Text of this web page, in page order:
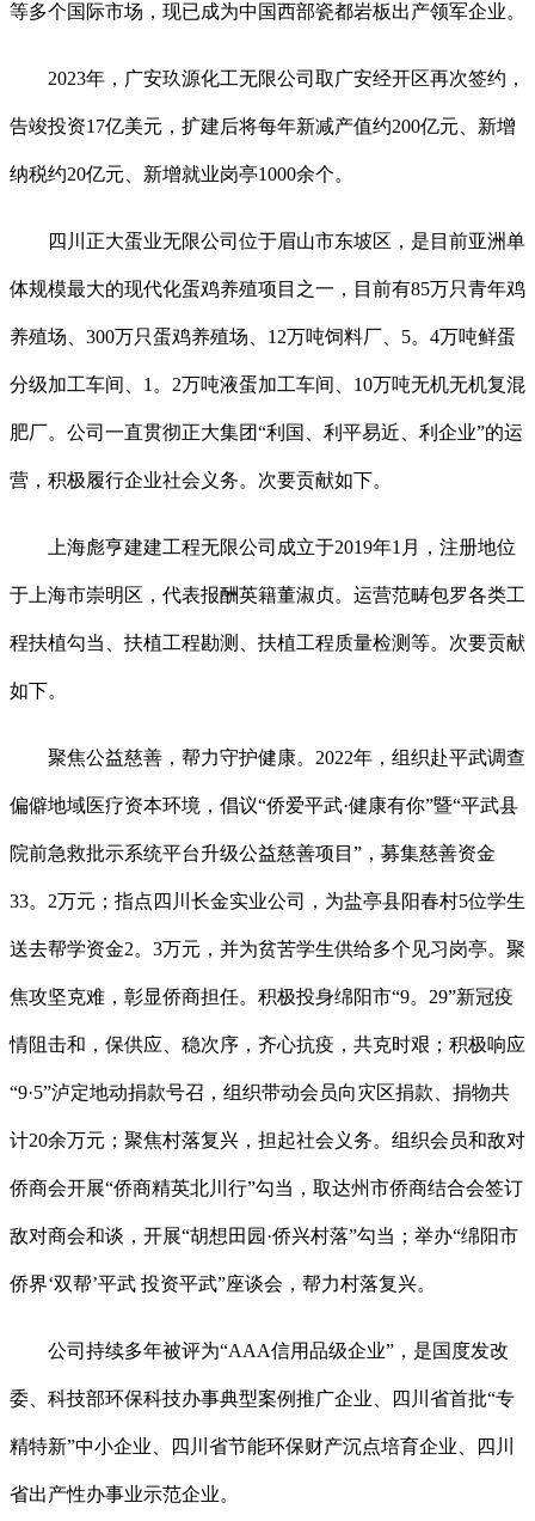
等多个国际市场，现已成为中国西部瓷都岩板出产领军企业。
2023年，广安玖源化工无限公司取广安经开区再次签约，
告竣投资17亿美元，扩建后将每年新减产值约200亿元、新增
纳税约20亿元、新增就业岗亭1000余个。
四川正大蛋业无限公司位于眉山市东坡区，是目前亚洲单
体规模最大的现代化蛋鸡养殖项目之一，目前有85万只青年鸡
养殖场、300万只蛋鸡养殖场、12万吨饲料厂、5。4万吨鲜蛋
分级加工车间、1。2万吨液蛋加工车间、10万吨无机无机复混
肥厂。公司一直贯彻正大集团“利国、利平易近、利企业”的运
营，积极履行企业社会义务。次要贡献如下。
上海彪亨建建工程无限公司成立于2019年1月，注册地位
于上海市崇明区，代表报酬英籍董淑贞。运营范畴包罗各类工
程扶植勾当、扶植工程勘测、扶植工程质量检测等。次要贡献
如下。
聚焦公益慈善，帮力守护健康。2022年，组织赴平武调查
偏僻地域医疗资本环境，倡议“侨爱平武·健康有你”暨“平武县
院前急救批示系统平台升级公益慈善项目”，募集慈善资金
33。2万元；指点四川长金实业公司，为盐亭县阳春村5位学生
送去帮学资金2。3万元，并为贫苦学生供给多个见习岗亭。聚
焦攻坚克难，彰显侨商担任。积极投身绵阳市“9。29”新冠疫
情阻击和，保供应、稳次序，齐心抗疫，共克时艰；积极响应
“9·5”泸定地动捐款号召，组织带动会员向灾区捐款、捐物共
计20余万元；聚焦村落复兴，担起社会义务。组织会员和敌对
侨商会开展“侨商精英北川行”勾当，取达州市侨商结合会签订
敌对商会和谈，开展“胡想田园·侨兴村落”勾当；举办“绵阳市
侨界‘双帮’平武 投资平武”座谈会，帮力村落复兴。
公司持续多年被评为“AAA信用品级企业”，是国度发改
委、科技部环保科技办事典型案例推广企业、四川省首批“专
精特新”中小企业、四川省节能环保财产沉点培育企业、四川
省出产性办事业示范企业。